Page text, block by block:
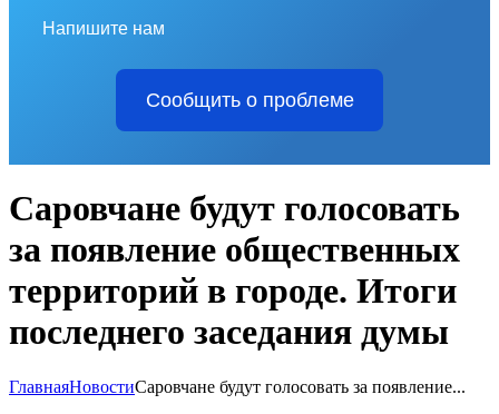
Напишите нам
Сообщить о проблеме
Саровчане будут голосовать
за появление общественных
территорий в городе. Итоги
последнего заседания думы
ГлавнаяНовостиСаровчане будут голосовать за появление...